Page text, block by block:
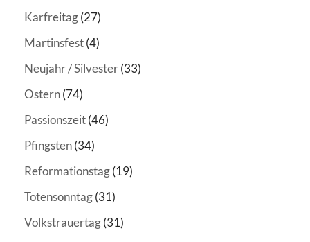
Karfreitag(27)
Martinsfest(4)
Neujahr / Silvester(33)
Ostern(74)
Passionszeit(46)
Pfingsten(34)
Reformationstag(19)
Totensonntag(31)
Volkstrauertag(31)